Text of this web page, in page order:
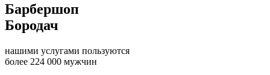
Барбершоп
Бородач
нашими услугами пользуются
более 224 000 мужчин